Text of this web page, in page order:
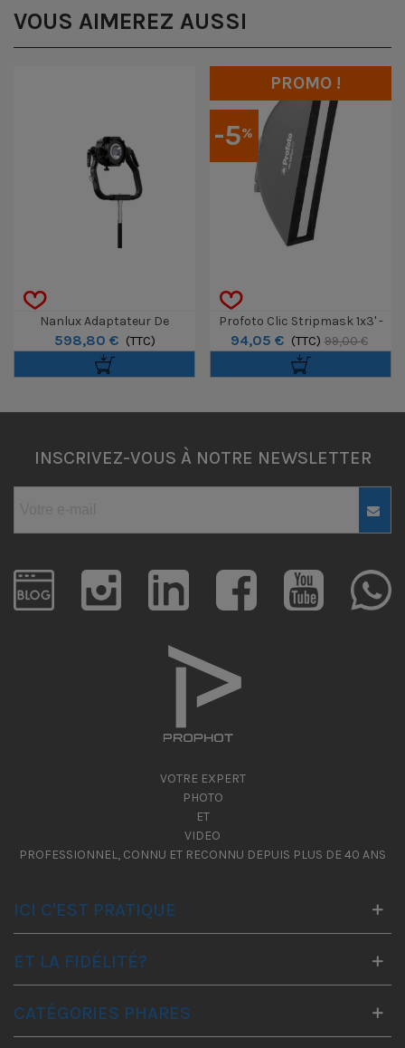
VOUS AIMEREZ AUSSI
Nanlux Adaptateur De
Projection AS-PJA-EV Pour
Serie Evoke
598,80 € (TTC)
-5%
PROMO !
Profoto Clic Stripmask 1x3' -
30x90cm
94,05 € (TTC) 99,00 €
INSCRIVEZ-VOUS À NOTRE NEWSLETTER
VOTRE EXPERT
PHOTO
ET
VIDEO
PROFESSIONNEL, CONNU ET RECONNU DEPUIS PLUS DE 40 ANS
ICI C'EST PRATIQUE
ET LA FIDÉLITÉ?
CATÉGORIES PHARES